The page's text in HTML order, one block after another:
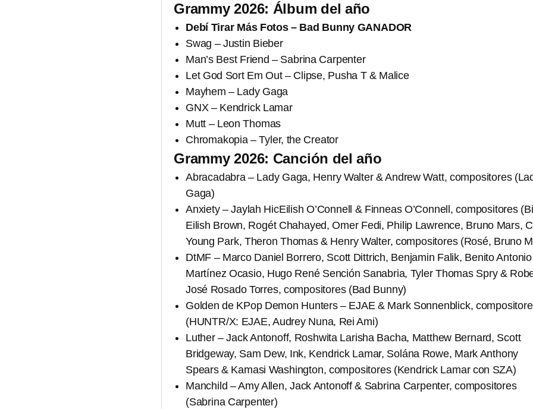
Grammy 2026: Álbum del año
Debí Tirar Más Fotos – Bad Bunny GANADOR
Swag – Justin Bieber
Man’s Best Friend – Sabrina Carpenter
Let God Sort Em Out – Clipse, Pusha T & Malice
Mayhem – Lady Gaga
GNX – Kendrick Lamar
Mutt – Leon Thomas
Chromakopia – Tyler, the Creator
Grammy 2026: Canción del año
Abracadabra – Lady Gaga, Henry Walter & Andrew Watt, compositores
Gaga)
Anxiety – Jaylah HicEilish O’Connell & Finneas O’Connell, compositores
Eilish Brown, Rogét Chahayed, Omer Fedi, Philip Lawrence, Bruno Mars,
Young Park, Theron Thomas & Henry Walter, compositores (Rosé, Bruno
DtMF – Marco Daniel Borrero, Scott Dittrich, Benjamin Falik, Benito Antonio
Martínez Ocasio, Hugo René Sención Sanabria, Tyler Thomas Spry &
José Rosado Torres, compositores (Bad Bunny)
Golden de KPop Demon Hunters – EJAE & Mark Sonnenblick,
(HUNTR/X: EJAE, Audrey Nuna, Rei Ami)
Luther – Jack Antonoff, Roshwita Larisha Bacha, Matthew Bernard, Scott
Bridgeway, Sam Dew, Ink, Kendrick Lamar, Solána Rowe, Mark Anthony
Spears & Kamasi Washington, compositores (Kendrick Lamar con SZA)
Manchild – Amy Allen, Jack Antonoff & Sabrina Carpenter, compositores
(Sabrina Carpenter)